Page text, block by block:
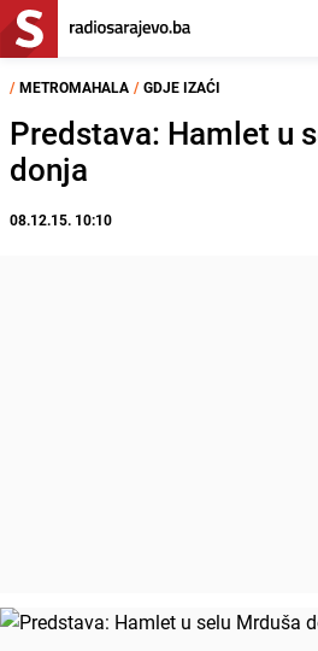
/ METROMAHALA / GDJE IZAĆI
Predstava: Hamlet u
donja
08.12.15. 10:10